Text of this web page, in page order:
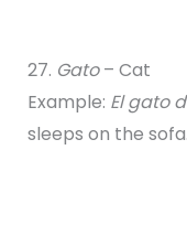
27. Gato– Cat
Example: El gato
sleeps on the sofa.